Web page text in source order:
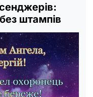
штампів